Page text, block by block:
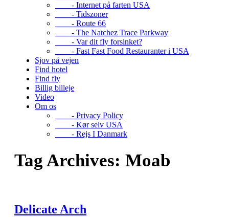
- Internet på farten USA
- Tidszoner
- Route 66
- The Natchez Trace Parkway
- Var dit fly forsinket?
- Fast Fast Food Restauranter i USA
Sjov på vejen
Find hotel
Find fly
Billig billeje
Video
Om os
- Privacy Policy
- Kør selv USA
- Rejs I Danmark
Tag Archives: Moab
Delicate Arch